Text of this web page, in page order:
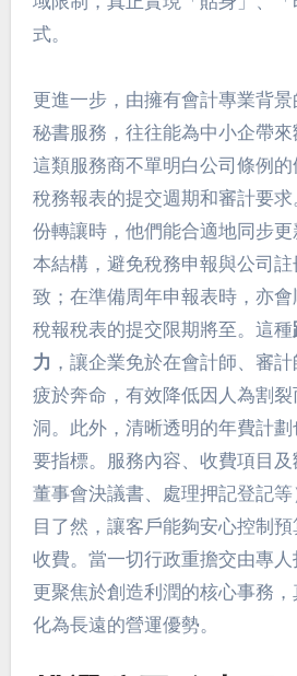
式。
更進一步，由擁有會計專業背
秘書服務，往往能為中小企帶來
這類服務商不單明白公司條例
稅務報表的提交週期和審計要
份轉讓時，他們能合適地同步
本結構，避免稅務申報與公司
致；在準備周年申報表時，亦
稅報稅表的提交限期將至。這種
力 ，讓企業免於在會計師、審
疲於奔命，有效降低因人為割
洞。此外，清晰透明的年費計
要指標。服務內容、收費項目
董事會決議書、處理押記登記
目了然，讓客戶能夠安心控制
收費。當一切行政重擔交由專
更聚焦於創造利潤的核心事務
化為長遠的營運優勢。